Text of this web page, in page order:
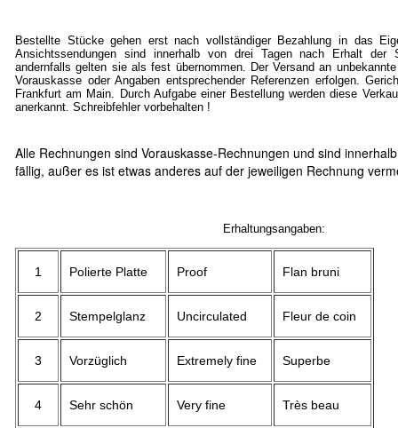
Bestellte Stücke gehen erst nach vollständiger Bezahlung in das
Ansichtssendungen sind innerhalb von drei Tagen nach Erhalt der
andernfalls gelten sie als fest übernommen. Der Versand an
Vorauskasse oder Angaben entsprechender Referenzen erfolgen.
Frankfurt am Main. Durch Aufgabe einer Bestellung werden diese
anerkannt. Schreibfehler vorbehalten !
Alle Rechnungen sind Vorauskasse-Rechnungen und sind
fällig, außer es ist etwas anderes auf der jeweiligen Rechnung
Erhaltungsangaben:
1 Polierte Platte Proof Flan bruni
2 Stempelglanz Uncirculated Fleur de coin
3 Vorzüglich Extremely fine Superbe
4 Sehr schön Very fine Très beau